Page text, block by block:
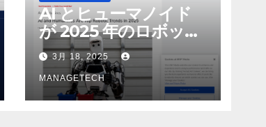
AI とヒューマノイド
が 2025 年のロボット
のトップトレンドに |
ASSEMBLY
3月 18, 2025
MANAGETECH